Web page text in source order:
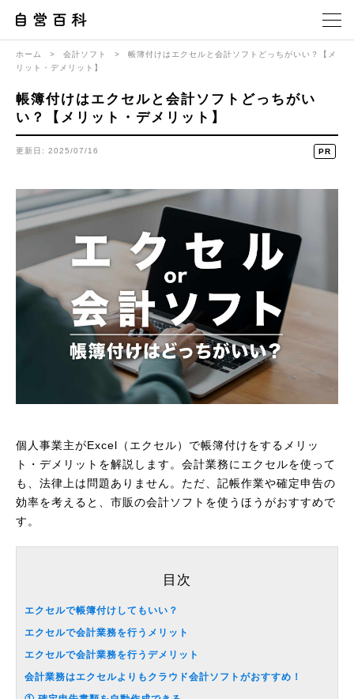
ホーム > 会計ソフト >
帳簿付けはエクセルと会計ソフトどっちがいい？【メ
リット・デメリット】
帳簿付けはエクセルと会計ソフトどっちがい
い？【メリット・デメリット】
更新日: 2025/07/16 PR
個人事業主がExcel（エクセル）で帳簿付けをするメリッ
ト・デメリットを解説します。会計業務にエクセルを使って
も、法律上は問題ありません。ただ、記帳作業や確定申告の
効率を考えると、市販の会計ソフトを使うほうがおすすめで
す。
目次
エクセルで帳簿付けしてもいい？
エクセルで会計業務を行うメリット
エクセルで会計業務を行うデメリット
会計業務はエクセルよりもクラウド会計ソフトがおすすめ！